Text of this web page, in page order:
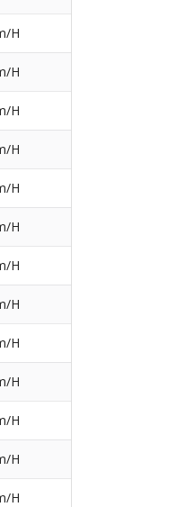
H
H
H
H
H
H
H
H
H
H
H
H
H